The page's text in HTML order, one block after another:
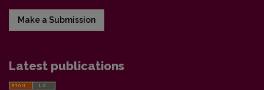
Make a Submission
Latest publications